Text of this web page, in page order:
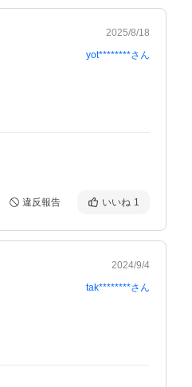
2025/8/18
yot********さん
違反報告 いいね 1
2024/9/4
tak********さん